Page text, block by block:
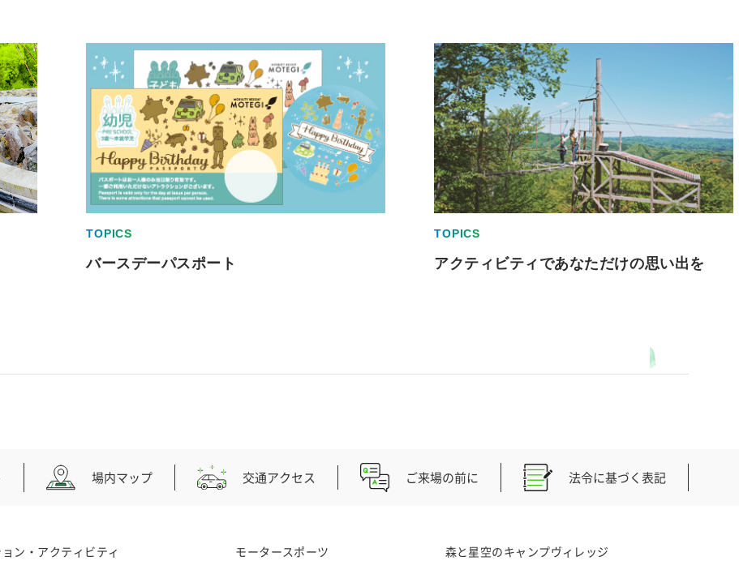
TOPICS
バースデーパスポート
TOPICS
アクティビティであなただけの思い出を
場内マップ 交通アクセス ご来場の前に 法令に基づく表記
ン・アクティビティ
モータースポーツ
森と星空のキャンプヴィレッジ